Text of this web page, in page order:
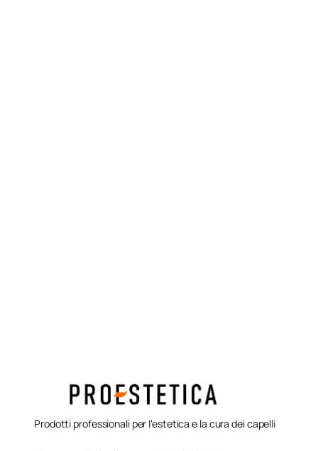
Prodotti professionali per l'estetica e la cura dei capelli